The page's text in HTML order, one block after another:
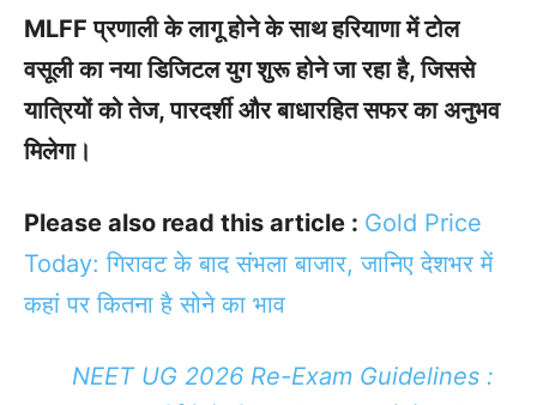
MLFF प्रणाली के लागू होने के साथ हरियाणा में टोल
वसूली का नया डिजिटल युग शुरू होने जा रहा है, जिससे
यात्रियों को तेज, पारदर्शी और बाधारहित सफर का अनुभव
मिलेगा।
Please also read this article : Gold Price
Today: गिरावट के बाद संभला बाजार, जानिए देशभर में
कहां पर कितना है सोने का भाव
NEET UG 2026 Re-Exam Guidelines :